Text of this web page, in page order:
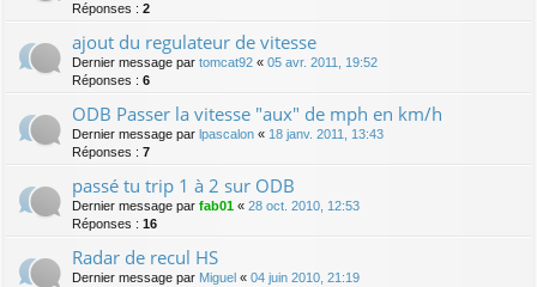
Réponses : 2
ajout du regulateur de vitesse
Dernier message par tomcat92 « 05 avr. 2011, 19:52
Réponses : 6
ODB Passer la vitesse "aux" de mph en km/h
Dernier message par lpascalon « 18 janv. 2011, 13:43
Réponses : 7
passé tu trip 1 à 2 sur ODB
Dernier message par fab01 « 28 oct. 2010, 12:53
Réponses : 16
Radar de recul HS
Dernier message par Miguel « 04 juin 2010, 21:19